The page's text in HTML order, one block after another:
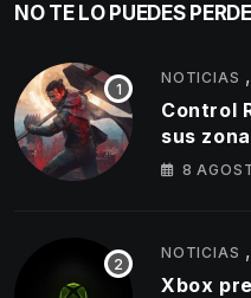
NO TE LO PUEDES
NOTICIAS
Control
sus
revela
8
NOTICIAS
Xbox